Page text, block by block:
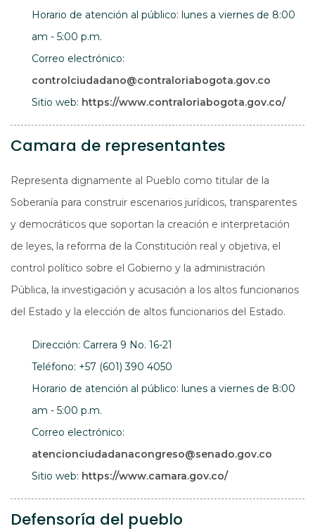
Horario de atención al público: lunes a viernes de 8:00
am - 5:00 p.m.
Correo electrónico:
controlciudadano@contraloriabogota.gov.co
Sitio web: https://www.contraloriabogota.gov.co/Abre
Camara de representantes
Representa dignamente al Pueblo como titular de la
Soberanía para construir escenarios jurídicos, transparentes
y democráticos que soportan la creación e interpretación
de leyes, la reforma de la Constitución real y objetiva, el
control político sobre el Gobierno y la administración
Pública, la investigación y acusación a los altos funcionarios
del Estado y la elección de altos funcionarios del Estado.
Dirección: Carrera 9 No. 16-21
Teléfono: +57 (601) 390 4050
Horario de atención al público: lunes a viernes de 8:00
am - 5:00 p.m.
Correo electrónico:
atencionciudadanacongreso@senado.gov.co
Sitio web: https://www.camara.gov.co/Abre en una
Defensoría del pueblo